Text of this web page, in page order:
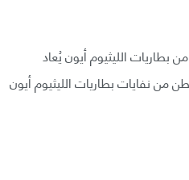
أن نحو 5% فقط من بطاريات الليثيوم أيون يُعاد
يكون نحو 8 ملايين طن من نفايات بطاريات الليثيوم أيون